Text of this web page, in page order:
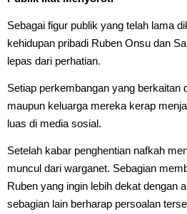
Sebagai figur publik yang telah lama
kehidupan pribadi Ruben Onsu dan
lepas dari perhatian.
Setiap perkembangan yang berkaitan
maupun keluarga mereka kerap
luas di media sosial.
Setelah kabar penghentian nafkah
muncul dari warganet. Sebagian
Ruben yang ingin lebih dekat dengan
sebagian lain berharap persoalan